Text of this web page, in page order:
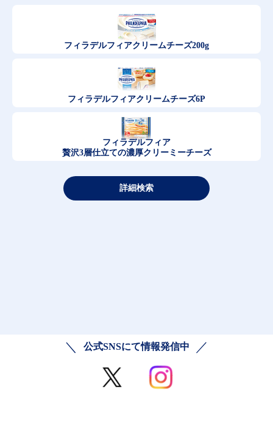
フィラデルフィアクリームチーズ200g
フィラデルフィアクリームチーズ6P
フィラデルフィア
贅沢3層仕立ての濃厚クリーミーチーズ
詳細検索
公式SNSにて情報発信中